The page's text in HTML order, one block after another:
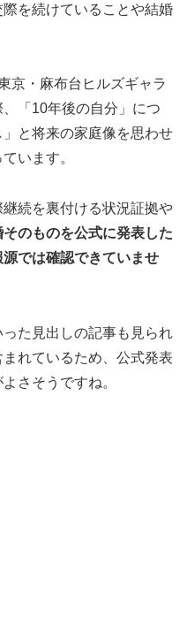
を続けていることや結婚
京・麻布台ヒルズギャラ
「10年後の自分」につ
と将来の家庭像を思わせ
います。
続を裏付ける状況証拠や
のものを公式に発表した
では確認できていませ
た見出しの記事も見られ
れているため、公式発表
さそうですね。